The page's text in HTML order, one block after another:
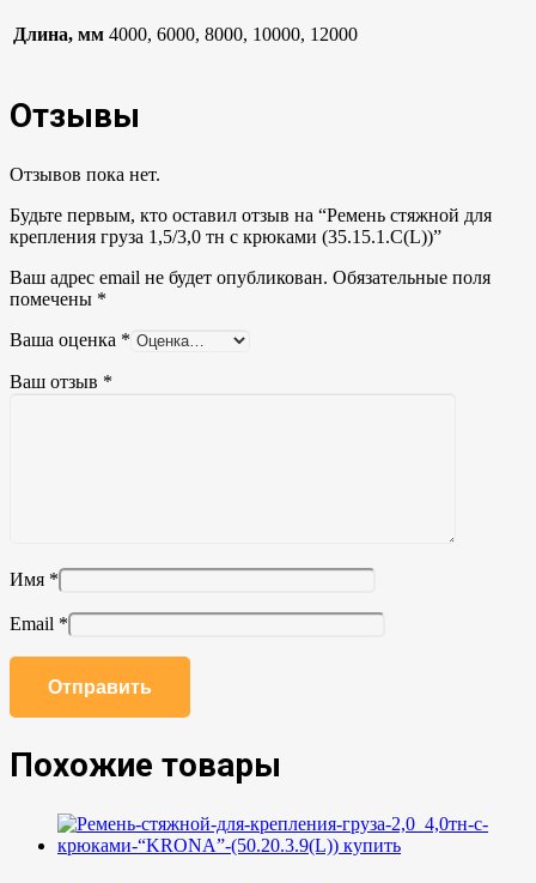
Длина, мм 4000, 6000, 8000, 10000, 12000
Отзывы
Отзывов пока нет.
Будьте первым, кто оставил отзыв на “Ремень стяжной для
крепления груза 1,5/3,0 тн с крюками (35.15.1.C(L))”
Ваш адрес email не будет опубликован. Обязательные поля
помечены *
Ваша оценка *
Ваш отзыв *
Имя *
Email *
Похожие товары